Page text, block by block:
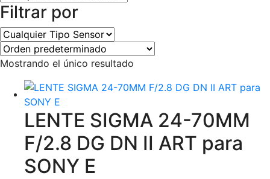
Filtrar por
Mostrando el único resultado
LENTE SIGMA 24-70MM
F/2.8 DG DN II ART para
SONY E